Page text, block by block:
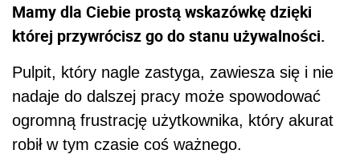
Mamy dla Ciebie prostą wskazówkę dzięki
której przywrócisz go do stanu używalności.
Pulpit, który nagle zastyga, zawiesza się i nie
nadaje do dalszej pracy może spowodować
ogromną frustrację użytkownika, który akurat
robił w tym czasie coś ważnego.